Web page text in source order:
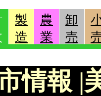
製
造
農
業
卸
売
情報 |